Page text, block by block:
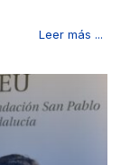
Leer más ...